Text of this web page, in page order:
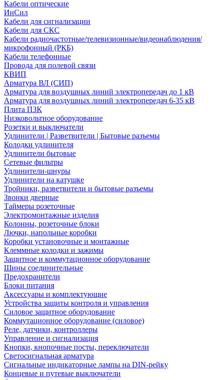
Кабели оптические
ИнСил
Кабели для сигнализации
Кабели для СКС
Кабели радиочастотные/телевизионные/видеонаблюдения/
микрофонный (РКБ)
Кабели телефонные
Провода для полевой связи
КВИП
Арматура ВЛ (СИП)
Арматура для воздушных линий электропередач до 1 кВ
Арматура для воздушных линий электропередач 6-35 кВ
Плита ПЗК
Низковольтное оборудование
Розетки и выключатели
Удлинители | Разветвители | Бытовые разъемы
Колодки удлинителя
Удлинители бытовые
Сетевые фильтры
Удлинители-шнуры
Удлинители на катушке
Тройники, разветвители и бытовые разъемы
Звонки дверные
Таймеры розеточные
Электромонтажные изделия
Колонны, розеточные блоки
Лючки, напольные коробки
Коробки установочные и монтажные
Клеммные колодки и зажимы
Защитное и коммутационное оборудование
Шины соединительные
Предохранители
Блоки питания
Аксессуары и комплектующие
Устройства защиты контроля и управления
Силовое защитное оборудование
Коммутационное оборудование (силовое)
Реле, датчики, контроллеры
Управление и сигнализация
Кнопки, кнопочные посты, переключатели
Светосигнальная арматура
Сигнальные индикаторные лампы на DIN-рейку
Концевые и путевые выключатели